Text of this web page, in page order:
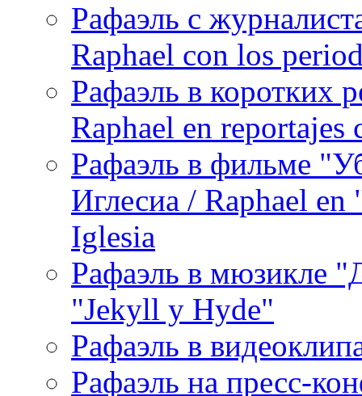
Рафаэль с
Raphael con los
Рафаэль в коротких
Raphael en reportajes
Рафаэль в фильме
Иглесиа / Raphael
Iglesia
Рафаэль в мюзикле
"Jekyll y Hyde"
Рафаэль в
Рафаэль на пресс-